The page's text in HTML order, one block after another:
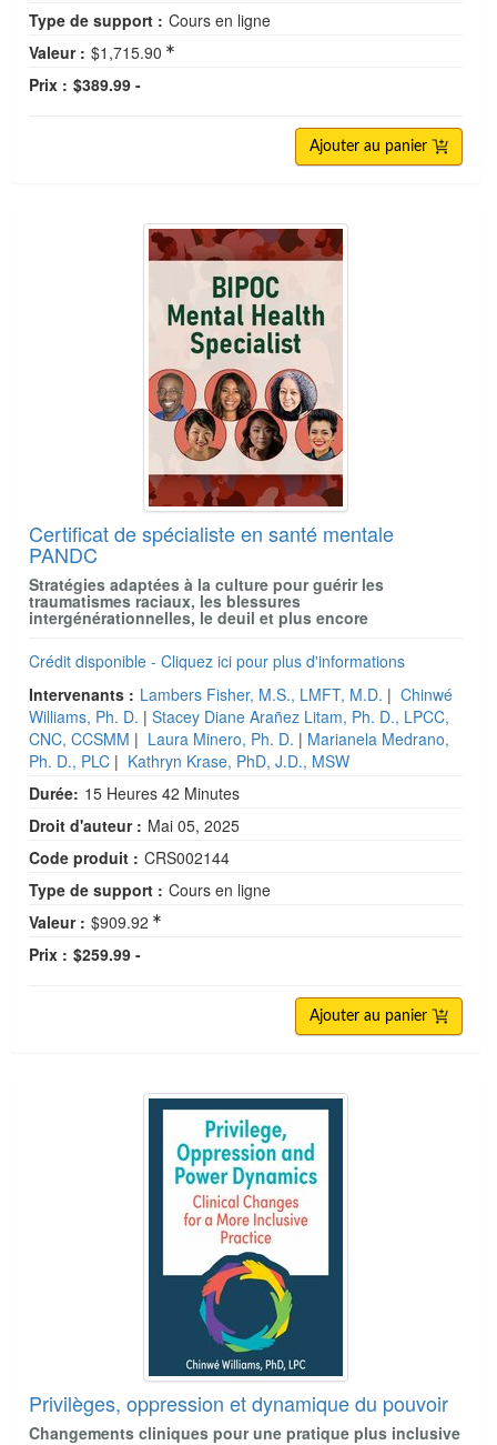
Type de support : Cours en ligne
Valeur : $1,715.90
Prix : $389.99 -
Ajouter au panier
Certificat de spécialiste en santé mentale
PANDC
Stratégies adaptées à la culture pour guérir les
traumatismes raciaux, les blessures
intergénérationnelles, le deuil et plus encore
Crédit disponible - Cliquez ici pour plus d'informations
Intervenants : Lambers Fisher, M.S., LMFT, M.D. | Chinwé
Williams, Ph. D. | Stacey Diane Arañez Litam, Ph. D., LPCC,
CNC, CCSMM | Laura Minero, Ph. D. | Marianela Medrano,
Ph. D., PLC | Kathryn Krase, PhD, J.D., MSW
Durée: 15 Heures 42 Minutes
Droit d'auteur : Mai 05, 2025
Code produit : CRS002144
Type de support : Cours en ligne
Valeur : $909.92
Prix : $259.99 -
Ajouter au panier
Privilèges, oppression et dynamique du pouvoir
Changements cliniques pour une pratique plus inclusive